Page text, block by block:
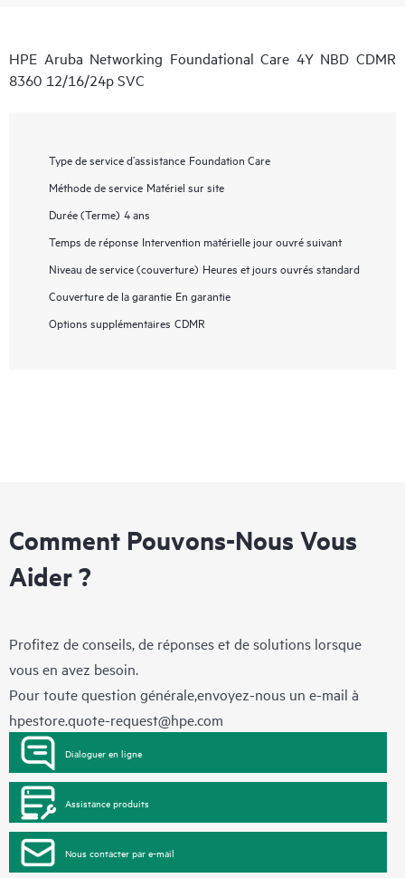
HPE Aruba Networking Foundational Care 4Y NBD CDMR
8360 12/16/24p SVC
Type de service d’assistance Foundation Care
Méthode de service Matériel sur site
Durée (Terme) 4 ans
Temps de réponse Intervention matérielle jour ouvré suivant
Niveau de service (couverture) Heures et jours ouvrés standard
Couverture de la garantie En garantie
Options supplémentaires CDMR
Comment Pouvons-Nous Vous
Aider ?
Profitez de conseils, de réponses et de solutions lorsque
vous en avez besoin.
Pour toute question générale,envoyez-nous un e-mail à
hpestore.quote-request@hpe.com
Dialoguer en ligne
Assistance produits
Nous contacter par e-mail